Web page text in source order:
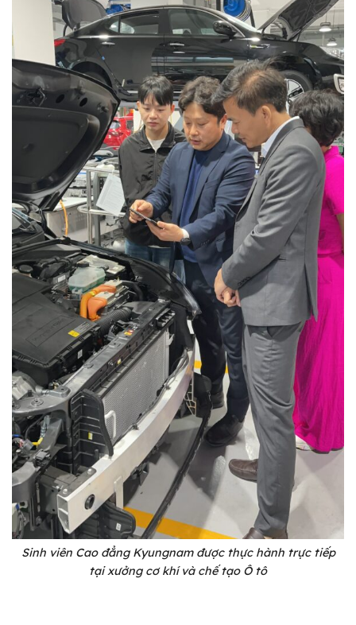
Sinh viên Cao đẳng Kyungnam được thực hành trực tiếp
tại xưởng cơ khí và chế tạo Ô tô